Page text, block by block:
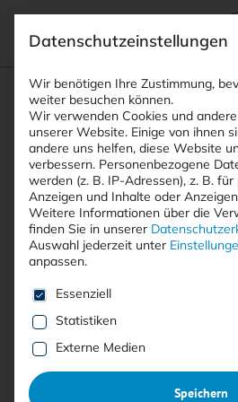
Suchfeld
Suchen
Breadcrumb-Navigation
STARTSEITE
ARTIKEL
GENERATIVE MODELLE ALS
Inhaltsverzeichnis
Anzeige
KI ZWISCHEN CYBERCRIME
Datenschutzeinstellungen
Wir benötigen Ihre Zustimmung,
weiter besuchen können.
Wir verwenden Cookies und
unserer Website. Einige von ihnen
andere uns helfen, diese Website
verbessern. Personenbezogene
werden (z. B. IP-Adressen), z. B.
Anzeigen und Inhalte oder
Weitere Informationen über die
finden Sie in unserer
Auswahl jederzeit unter
anpassen.
Es folgt eine Liste der
Essenziell
Statistiken
Externe Medien
Speichern